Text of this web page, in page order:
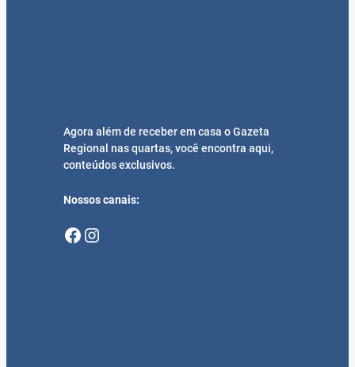
Agora além de receber em casa o Gazeta
Regional nas quartas, você encontra aqui,
conteúdos exclusivos.
Nossos canais:
Facebook Instagram